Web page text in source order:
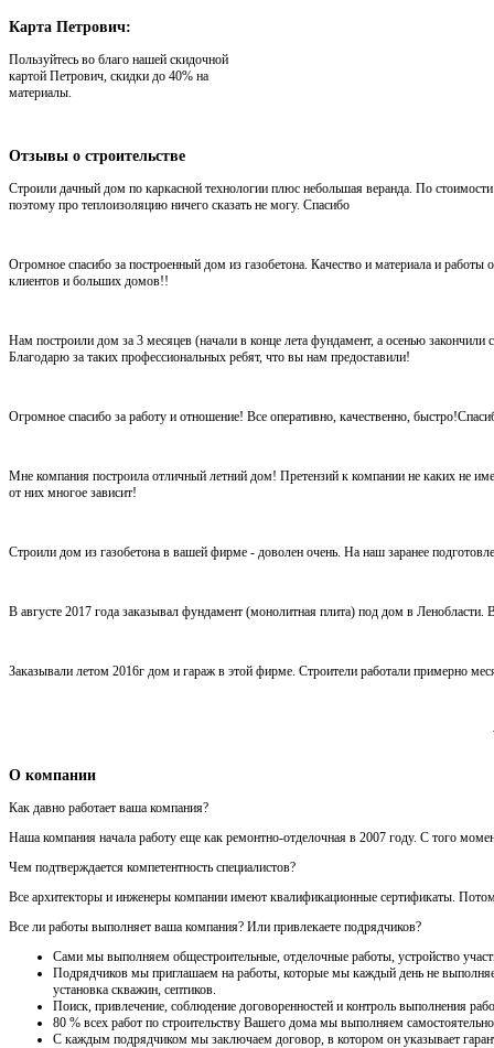
Карта Петрович:
Пользуйтесь во благо нашей скидочной
картой Петрович, скидки до 40% на
материалы.
Отзывы о строительстве
Строили дачный дом по каркасной технологии плюс небольшая веранда. По
поэтому про теплоизоляцию ничего сказать не могу. Спасибо
Огромное спасибо за построенный дом из газобетона. Качество и материала и
клиентов и больших домов!!
Нам построили дом за 3 месяцев (начали в конце лета фундамент, а осенью
Благодарю за таких профессиональных ребят, что вы нам предоставили!
Огромное спасибо за работу и отношение! Все оперативно, качественно,
Мне компания построила отличный летний дом! Претензий к компании не каких не
от них многое зависит!
Строили дом из газобетона в вашей фирме - доволен очень. На наш заранее
В августе 2017 года заказывал фундамент (монолитная плита) под дом в
Заказывали летом 2016г дом и гараж в этой фирме. Строители работали примерно
О компании
Как давно работает ваша компания?
Наша компания начала работу еще как ремонтно-отделочная в 2007 году. С того
Чем подтверждается компетентность специалистов?
Все архитекторы и инженеры компании имеют квалификационные сертификаты.
Все ли работы выполняет ваша компания? Или привлекаете подрядчиков?
Сами мы выполняем общестроительные, отделочные работы, устройство
Подрядчиков мы приглашаем на работы, которые мы каждый день не
установка скважин, септиков.
Поиск, привлечение, соблюдение договоренностей и контроль выполнения
80 % всех работ по строительству Вашего дома мы выполняем
С каждым подрядчиком мы заключаем договор, в котором он указывает